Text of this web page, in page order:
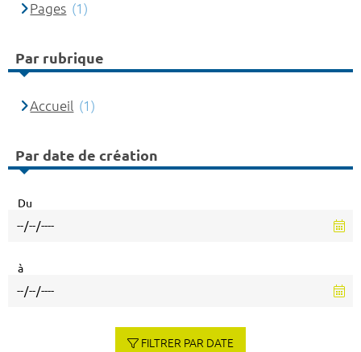
Pages (1)
Par rubrique
Accueil (1)
Par date de création
Du
à
FILTRER PAR DATE